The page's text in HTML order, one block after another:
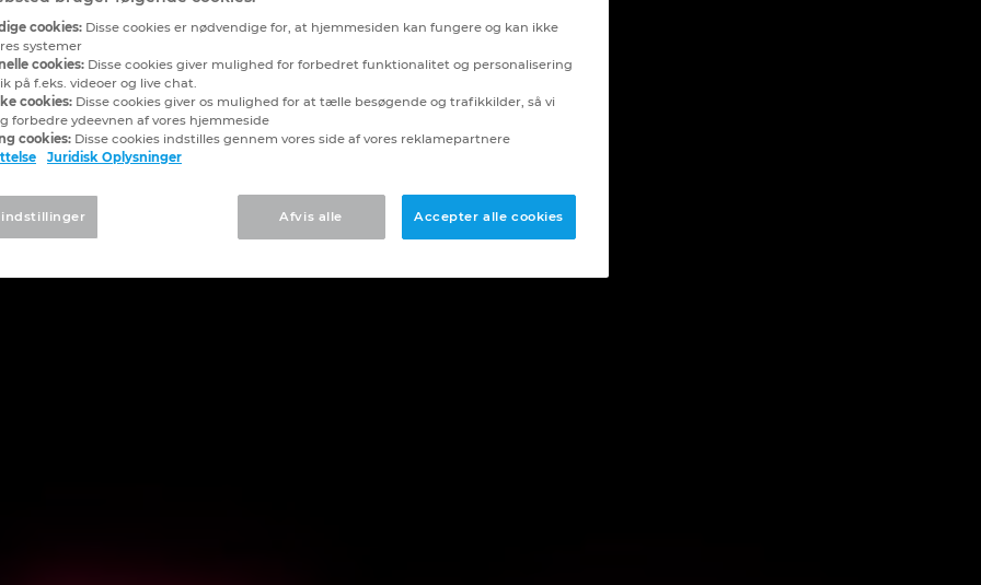
cookies: Disse cookies er nødvendige for, at hjemmesiden kan fungere og kan ikke
systemer
cookies: Disse cookies giver mulighed for forbedret funktionalitet og personalisering
på f.eks. videoer og live chat.
cookies: Disse cookies giver os mulighed for at tælle besøgende og trafikkilder, så vi
forbedre ydeevnen af vores hjemmeside
cookies: Disse cookies indstilles gennem vores side af vores reklamepartnere
Juridisk Oplysninger
Afvis alle Accepter alle cookies
indstillinger